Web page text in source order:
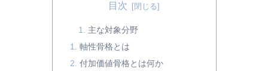
目次
主な対象分野
軸性骨格とは
付加価値骨格とは何か